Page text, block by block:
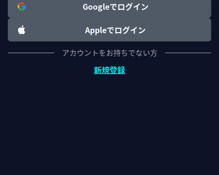
Googleでログイン
Appleでログイン
アカウントをお持ちでない方
新規登録